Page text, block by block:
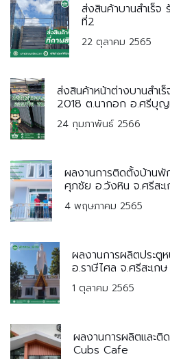
ส่งสินค้าบานสำเร็จ
ที่2
22 ตุลาคม 2565
ส่งสินค้าหน้าต่างบานสำ
2018 ต.นากอก อ.ศรีบุญ
24 กุมภาพันธ์ 2566
ผลงานการติดตั้งบ้าน
ศุภชัย อ.วังหิน จ.ศรีสะ
4 พฤษภาคม 2565
ผลงานการผลิตประตู
อ.ราษีไศล จ.ศรีสะเกษ
1 ตุลาคม 2565
ผลงานการผลิตและติ
Cubs Cafe